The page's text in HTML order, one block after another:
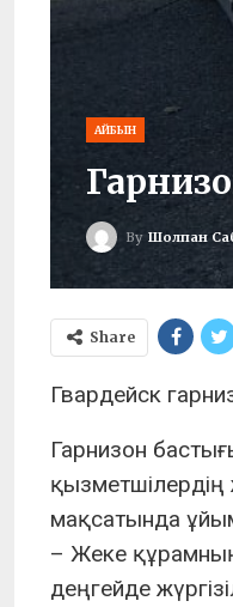
АЙБЫН
By Шолпан
Share
Гвардейск
Гарнизон
мақсатында
– Жеке құрамның
деңгейде